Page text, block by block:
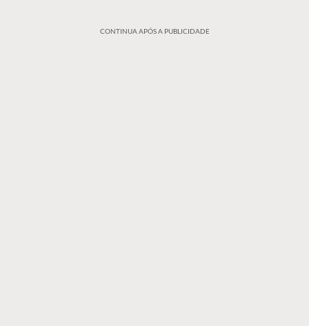
CONTINUA APÓS A PUBLICIDADE